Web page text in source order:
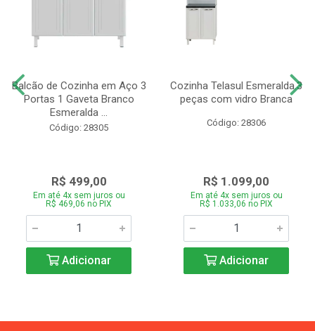
Balcão de Cozinha em Aço 3
Portas 1 Gaveta Branco
Esmeralda ...
Código: 28305
R$ 499,00
Em até 4x sem juros ou
R$ 469,06 no PIX
Adicionar
Cozinha Telasul Esmeralda.3
peças com vidro Branca
Código: 28306
R$ 1.099,00
Em até 4x sem juros ou
R$ 1.033,06 no PIX
Adicionar